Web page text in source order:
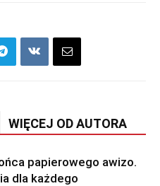
WIĘCEJ OD AUTORA
papierowego awizo.
dla każdego